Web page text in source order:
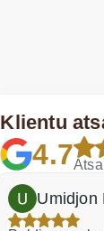
Klientu
4.7
Umidjon